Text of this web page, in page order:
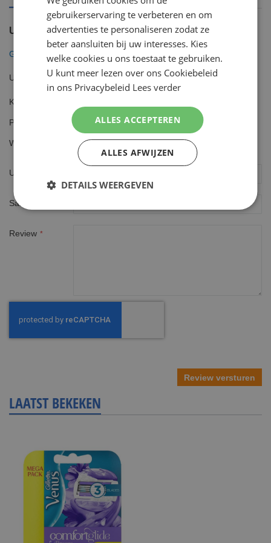
U plaatst een review over:
Gillette Venus Breeze ComfortGlide 8 Mesjes
Uw waardering
Kwaliteit
star
stars
stars
stars
stars
Prijs
star
stars
stars
stars
stars
Waarde
stars
stars
stars
stars
Uw naam
Samenvatting
Review
Review versturen
LAATST BEKEKEN
gebruikerservaring te verbeteren en om
advertenties te personaliseren zodat ze
beter aansluiten bij uw interesses. Kies
welke cookies u ons toestaat te gebruiken.
U kunt meer lezen over ons Cookiebeleid
in ons Privacybeleid Lees verder
ALLES ACCEPTEREN
ALLES AFWIJZEN
DETAILS WEERGEVEN